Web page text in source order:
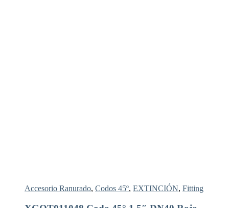
Accesorio Ranurado, Codos 45º, EXTINCIÓN, Fitting